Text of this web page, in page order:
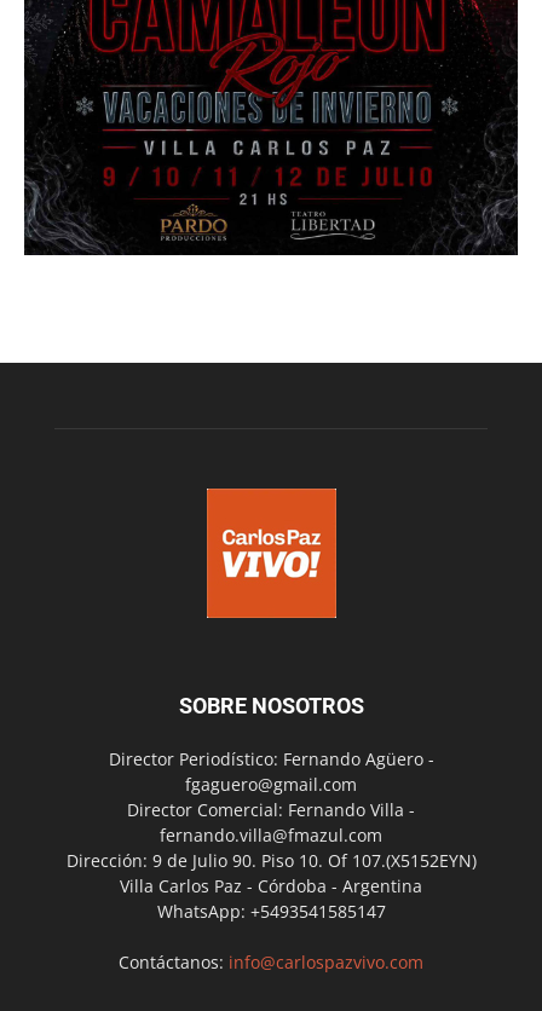
SOBRE NOSOTROS
Director Periodístico: Fernando Agüero -
fgaguero@gmail.com
Director Comercial: Fernando Villa -
fernando.villa@fmazul.com
Dirección: 9 de Julio 90. Piso 10. Of 107.(X5152EYN)
Villa Carlos Paz - Córdoba - Argentina
WhatsApp: +5493541585147
Contáctanos: info@carlospazvivo.com